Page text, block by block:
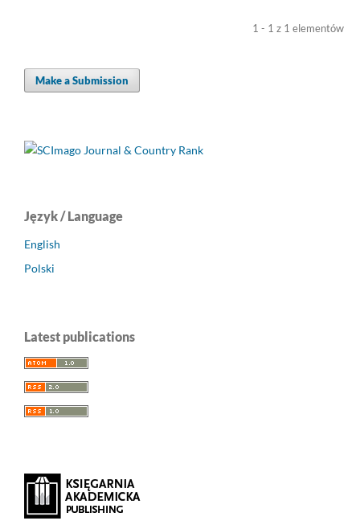
1 - 1 z 1 elementów
Make a Submission
Język / Language
English
Polski
Latest publications